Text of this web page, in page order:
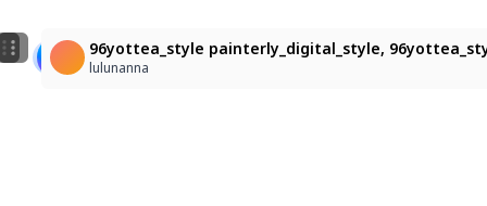
女の子
sayochaso
cinematic lighting, cinematic angle, soft light,
hubbards98
96yottea_style painterly_digital_style,
lulunanna